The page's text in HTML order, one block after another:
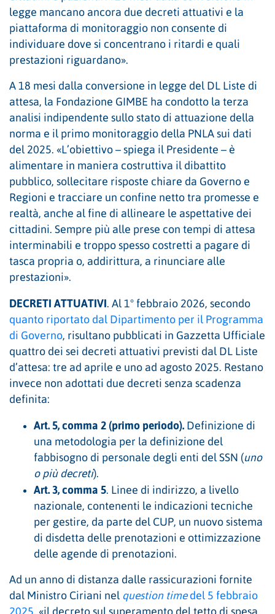
legge mancano ancora due decreti attuativi e la
piattaforma di monitoraggio non consente di
individuare dove si concentrano i ritardi e quali
prestazioni riguardano».
A 18 mesi dalla conversione in legge del DL Liste di
attesa, la Fondazione GIMBE ha condotto la terza
analisi indipendente sullo stato di attuazione della
norma e il primo monitoraggio della PNLA sui dati
del 2025. «L’obiettivo – spiega il Presidente – è
alimentare in maniera costruttiva il dibattito
pubblico, sollecitare risposte chiare da Governo e
Regioni e tracciare un confine netto tra promesse e
realtà, anche al fine di allineare le aspettative dei
cittadini. Sempre più alle prese con tempi di attesa
interminabili e troppo spesso costretti a pagare di
tasca propria o, addirittura, a rinunciare alle
prestazioni».
DECRETI ATTUATIVI. Al 1° febbraio 2026, secondo
quanto riportato dal Dipartimento per il Programma
di Governo, risultano pubblicati in Gazzetta Ufficiale
quattro dei sei decreti attuativi previsti dal DL Liste
d’attesa: tre ad aprile e uno ad agosto 2025. Restano
invece non adottati due decreti senza scadenza
definita:
Art. 5, comma 2 (primo periodo). Definizione di
una metodologia per la definizione del
fabbisogno di personale degli enti del SSN (uno
o più decreti).
Art. 3, comma 5. Linee di indirizzo, a livello
nazionale, contenenti le indicazioni tecniche
per gestire, da parte del CUP, un nuovo sistema
di disdetta delle prenotazioni e ottimizzazione
delle agende di prenotazioni.
Ad un anno di distanza dalle rassicurazioni fornite
dal Ministro Ciriani nel question timedel 5 febbraio